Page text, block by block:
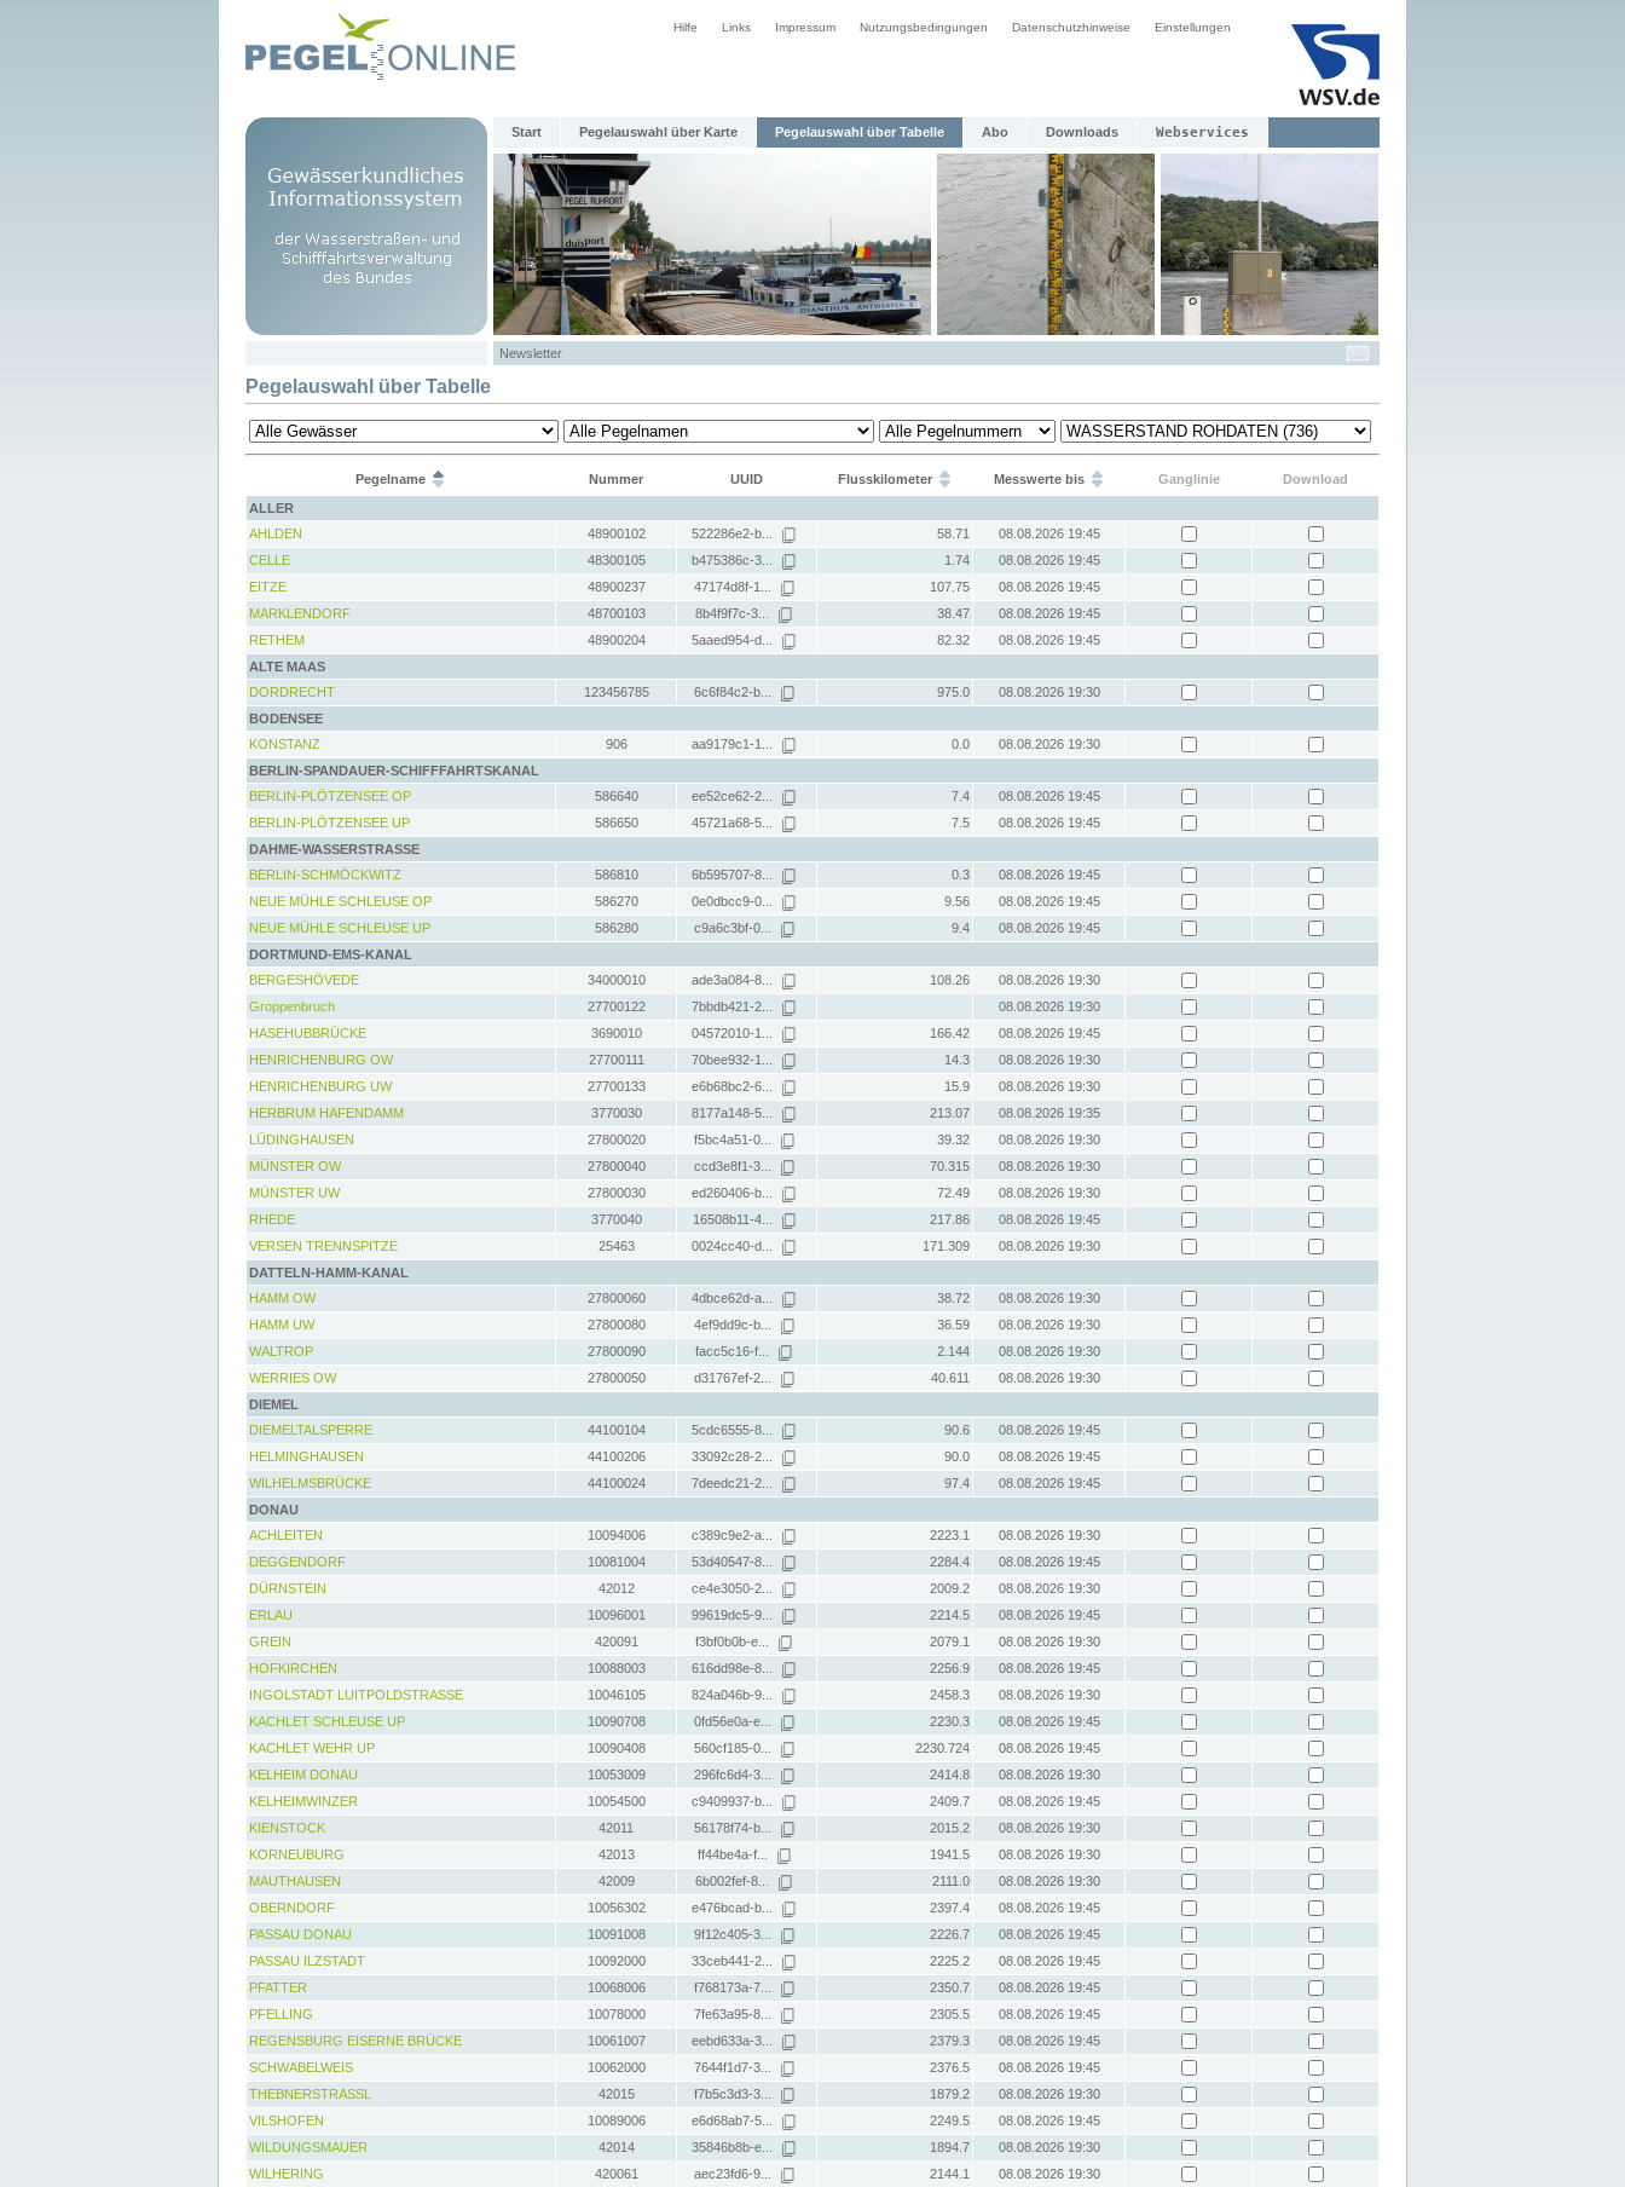
Hilfe Links Impressum Nutzungsbedingungen Datenschutzhinweise Einstellungen
Start Pegelauswahl über Karte Pegelauswahl über Tabelle Abo Downloads Webservices
Newsletter
Pegelauswahl über Tabelle
Pegelname Nummer UUID Flusskilometer Messwerte bis Ganglinie
Download
ALLER
AHLDEN
48900102 522286e2-b... 58.71
08.08.2026 19:45
CELLE
48300105 b475386c-3... 1.74
08.08.2026 19:45
EITZE
48900237 47174d8f-1... 107.75
08.08.2026 19:45
MARKLENDORF
48700103 8b4f9f7c-3... 38.47
08.08.2026 19:45
RETHEM
48900204 5aaed954-d... 82.32
08.08.2026 19:45
ALTE MAAS
DORDRECHT
123456785 6c6f84c2-b... 975.0
08.08.2026 19:30
BODENSEE
KONSTANZ
906 aa9179c1-1... 0.0
08.08.2026 19:30
BERLIN-SPANDAUER-SCHIFFFAHRTSKANAL
BERLIN-PLÖTZENSEE OP
586640 ee52ce62-2... 7.4
08.08.2026 19:45
BERLIN-PLÖTZENSEE UP
586650 45721a68-5... 7.5
08.08.2026 19:45
DAHME-WASSERSTRASSE
BERLIN-SCHMÖCKWITZ
586810 6b595707-8... 0.3
08.08.2026 19:45
NEUE MÜHLE SCHLEUSE OP
586270 0e0dbcc9-0... 9.56
08.08.2026 19:45
NEUE MÜHLE SCHLEUSE UP
586280 c9a6c3bf-0... 9.4
08.08.2026 19:45
DORTMUND-EMS-KANAL
BERGESHÖVEDE
34000010 ade3a084-8... 108.26
08.08.2026 19:30
Groppenbruch
27700122 7bbdb421-2...
08.08.2026 19:30
HASEHUBBRÜCKE
3690010 04572010-1... 166.42
08.08.2026 19:45
HENRICHENBURG OW
27700111 70bee932-1... 14.3
08.08.2026 19:30
HENRICHENBURG UW
27700133 e6b68bc2-6... 15.9
08.08.2026 19:30
HERBRUM HAFENDAMM
3770030 8177a148-5... 213.07
08.08.2026 19:35
LÜDINGHAUSEN
27800020 f5bc4a51-0... 39.32
08.08.2026 19:30
MÜNSTER OW
27800040 ccd3e8f1-3... 70.315
08.08.2026 19:30
MÜNSTER UW
27800030 ed260406-b... 72.49
08.08.2026 19:30
RHEDE
3770040 16508b11-4... 217.86
08.08.2026 19:45
VERSEN TRENNSPITZE
25463 0024cc40-d... 171.309
08.08.2026 19:30
DATTELN-HAMM-KANAL
HAMM OW
27800060 4dbce62d-a... 38.72
08.08.2026 19:30
HAMM UW
27800080 4ef9dd9c-b... 36.59
08.08.2026 19:30
WALTROP
27800090 facc5c16-f... 2.144
08.08.2026 19:30
WERRIES OW
27800050 d31767ef-2... 40.611
08.08.2026 19:30
DIEMEL
DIEMELTALSPERRE
44100104 5cdc6555-8... 90.6
08.08.2026 19:45
HELMINGHAUSEN
44100206 33092c28-2... 90.0
08.08.2026 19:45
WILHELMSBRÜCKE
44100024 7deedc21-2... 97.4
08.08.2026 19:45
DONAU
ACHLEITEN
10094006 c389c9e2-a... 2223.1
08.08.2026 19:30
DEGGENDORF
10081004 53d40547-8... 2284.4
08.08.2026 19:45
DÜRNSTEIN
42012 ce4e3050-2... 2009.2
08.08.2026 19:30
ERLAU
10096001 99619dc5-9... 2214.5
08.08.2026 19:45
GREIN
420091 f3bf0b0b-e... 2079.1
08.08.2026 19:30
HOFKIRCHEN
10088003 616dd98e-8... 2256.9
08.08.2026 19:45
INGOLSTADT LUITPOLDSTRASSE
10046105 824a046b-9... 2458.3
08.08.2026 19:30
KACHLET SCHLEUSE UP
10090708 0fd56e0a-e... 2230.3
08.08.2026 19:45
KACHLET WEHR UP
10090408 560cf185-0... 2230.724
08.08.2026 19:45
KELHEIM DONAU
10053009 296fc6d4-3... 2414.8
08.08.2026 19:30
KELHEIMWINZER
10054500 c9409937-b... 2409.7
08.08.2026 19:45
KIENSTOCK
42011 56178f74-b... 2015.2
08.08.2026 19:30
KORNEUBURG
42013 ff44be4a-f... 1941.5
08.08.2026 19:30
MAUTHAUSEN
42009 6b002fef-8... 2111.0
08.08.2026 19:30
OBERNDORF
10056302 e476bcad-b... 2397.4
08.08.2026 19:45
PASSAU DONAU
10091008 9f12c405-3... 2226.7
08.08.2026 19:45
PASSAU ILZSTADT
10092000 33ceb441-2... 2225.2
08.08.2026 19:45
PFATTER
10068006 f768173a-7... 2350.7
08.08.2026 19:45
PFELLING
10078000 7fe63a95-8... 2305.5
08.08.2026 19:45
REGENSBURG EISERNE BRÜCKE
10061007 eebd633a-3... 2379.3
08.08.2026 19:45
SCHWABELWEIS
10062000 7644f1d7-3... 2376.5
08.08.2026 19:45
THEBNERSTRASSL
42015 f7b5c3d3-3... 1879.2
08.08.2026 19:30
VILSHOFEN
10089006 e6d68ab7-5... 2249.5
08.08.2026 19:45
WILDUNGSMAUER
42014 35846b8b-e... 1894.7
08.08.2026 19:30
WILHERING
420061 aec23fd6-9... 2144.1
08.08.2026 19:30